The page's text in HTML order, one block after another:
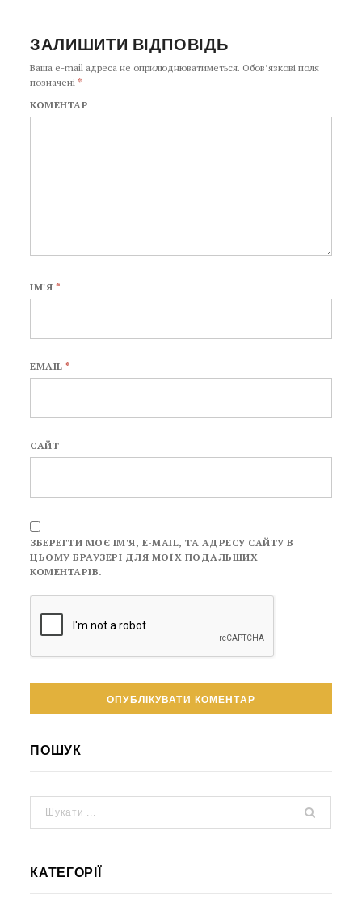
ЗАЛИШИТИ ВІДПОВІДЬ
Ваша e-mail адреса не оприлюднюватиметься. Обов’язкові поля
позначені*
КОМЕНТАР
ІМ'Я *
EMAIL*
САЙТ
ЗБЕРЕГТИ МОЄ ІМ'Я, E-MAIL, ТА АДРЕСУ САЙТУ В
ЦЬОМУ БРАУЗЕРІ ДЛЯ МОЇХ ПОДАЛЬШИХ
КОМЕНТАРІВ.
ПОШУК
КАТЕГОРІЇ